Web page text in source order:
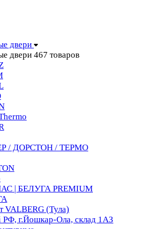
двери
двери 467 товаров
/ ДОРСТОН / ТЕРМО
| БЕЛУГА PREMIUM
VALBERG (Тула)
РФ, г.Йошкар-Ола, склад 1АЗ